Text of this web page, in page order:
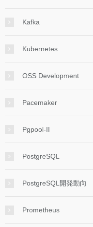
Kafka
Kubernetes
OSS Development
Pacemaker
Pgpool-II
PostgreSQL
PostgreSQL開発動向
Prometheus